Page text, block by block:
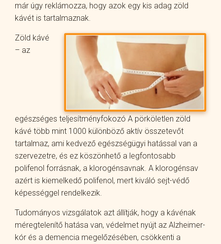
már úgy reklámozza, hogy azok egy kis adag zöld
kávét is tartalmaznak.
Zöld kávé
– az
egészséges teljesítményfokozó A pörköletlen zöld
kávé több mint 1000 különböző aktív összetevőt
tartalmaz, ami kedvező egészségügyi hatással van a
szervezetre, és ez köszönhető a legfontosabb
polifenol forrásnak, a klorogénsavnak. A klorogénsav
azért is kiemelkedő polifenol, mert kiváló sejt-védő
képességgel rendelkezik.
Tudományos vizsgálatok azt állítják, hogy a kávénak
méregtelenítő hatása van, védelmet nyújt az Alzheimer-
kór és a demencia megelőzésében, csökkenti a